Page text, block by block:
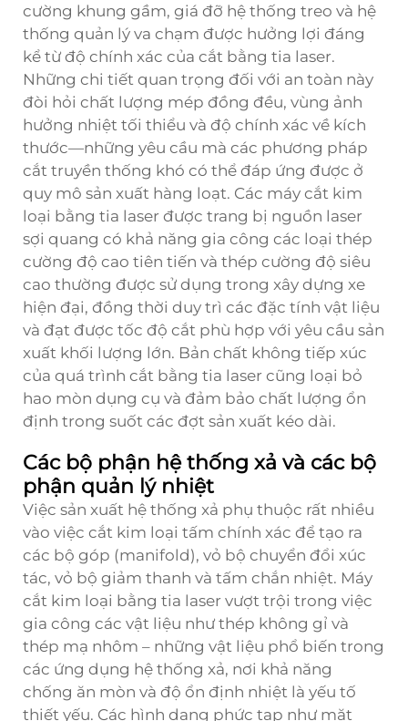
cường khung gầm, giá đỡ hệ thống treo và hệ
thống quản lý va chạm được hưởng lợi đáng
kể từ độ chính xác của cắt bằng tia laser.
Những chi tiết quan trọng đối với an toàn này
đòi hỏi chất lượng mép đồng đều, vùng ảnh
hưởng nhiệt tối thiểu và độ chính xác về kích
thước—những yêu cầu mà các phương pháp
cắt truyền thống khó có thể đáp ứng được ở
quy mô sản xuất hàng loạt. Các máy cắt kim
loại bằng tia laser được trang bị nguồn laser
sợi quang có khả năng gia công các loại thép
cường độ cao tiên tiến và thép cường độ siêu
cao thường được sử dụng trong xây dựng xe
hiện đại, đồng thời duy trì các đặc tính vật liệu
và đạt được tốc độ cắt phù hợp với yêu cầu sản
xuất khối lượng lớn. Bản chất không tiếp xúc
của quá trình cắt bằng tia laser cũng loại bỏ
hao mòn dụng cụ và đảm bảo chất lượng ổn
định trong suốt các đợt sản xuất kéo dài.
Các bộ phận hệ thống xả và các bộ
phận quản lý nhiệt
Việc sản xuất hệ thống xả phụ thuộc rất nhiều
vào việc cắt kim loại tấm chính xác để tạo ra
các bộ góp (manifold), vỏ bộ chuyển đổi xúc
tác, vỏ bộ giảm thanh và tấm chắn nhiệt. Máy
cắt kim loại bằng tia laser vượt trội trong việc
gia công các vật liệu như thép không gỉ và
thép mạ nhôm – những vật liệu phổ biến trong
các ứng dụng hệ thống xả, nơi khả năng
chống ăn mòn và độ ổn định nhiệt là yếu tố
thiết yếu. Các hình dạng phức tạp như mặt